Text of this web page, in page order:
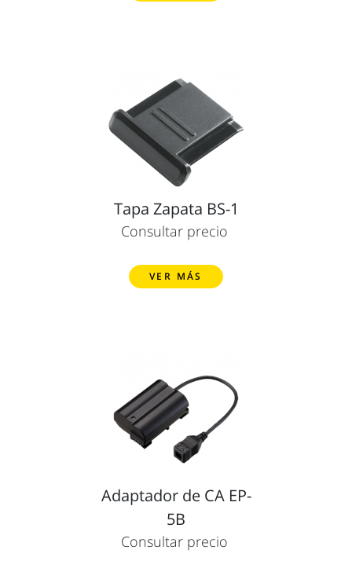
Tapa Zapata BS-1
Consultar precio
VER MÁS
Adaptador de CA EP-
5B
Consultar precio